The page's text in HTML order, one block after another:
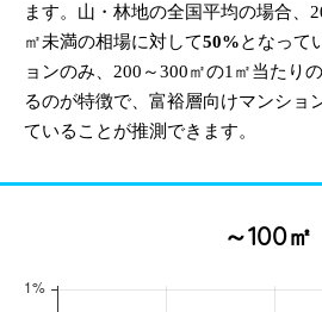
ます。山・林地の全国平均の場合、
㎡未満の相場に対して50%となって
ョンのみ、200～300㎡の1㎡当たり
るのが特徴で、富裕層向けマンショ
ていることが推測できます。
～100㎡